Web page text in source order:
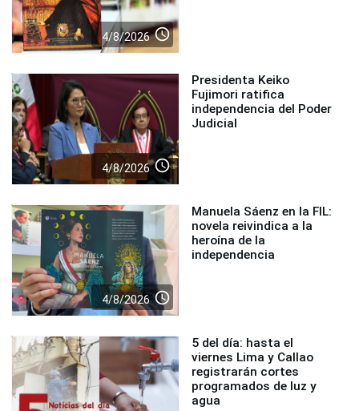
4/8/2026 access_time
4/8/2026 access_time
Presidenta Keiko
Fujimori ratifica
independencia del Poder
Judicial
4/8/2026 access_time
Manuela Sáenz en la FIL:
novela reivindica a la
heroína de la
independencia
5 del día: hasta el
viernes Lima y Callao
registrarán cortes
programados de luz y
agua